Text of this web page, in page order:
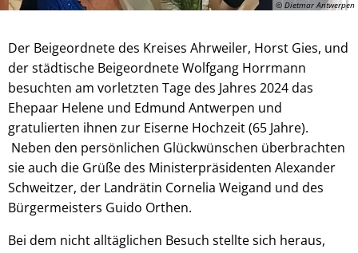
© Dietmar Antwerpen
Der Beigeordnete des Kreises Ahrweiler, Horst Gies, und
der städtische Beigeordnete Wolfgang Horrmann
besuchten am vorletzten Tage des Jahres 2024 das
Ehepaar Helene und Edmund Antwerpen und
gratulierten ihnen zur Eiserne Hochzeit (65 Jahre).
Neben den persönlichen Glückwünschen überbrachten
sie auch die Grüße des Ministerpräsidenten Alexander
Schweitzer, der Landrätin Cornelia Weigand und des
Bürgermeisters Guido Orthen.
Bei dem nicht alltäglichen Besuch stellte sich heraus,